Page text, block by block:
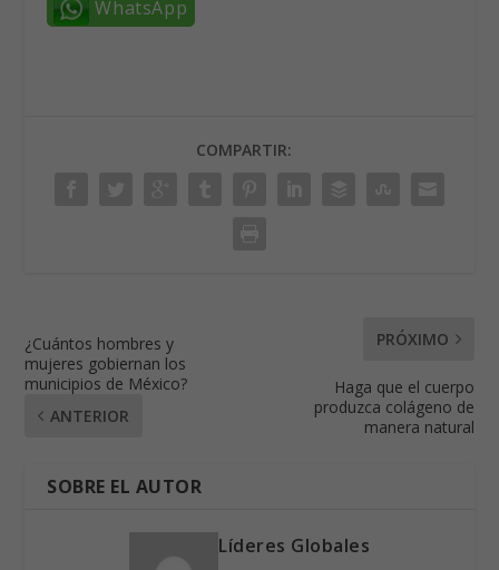
WhatsApp
COMPARTIR:
¿Cuántos hombres y
mujeres gobiernan los
municipios de México?
ANTERIOR
PRÓXIMO
Haga que el cuerpo
produzca colágeno de
manera natural
SOBRE EL AUTOR
Líderes Globales